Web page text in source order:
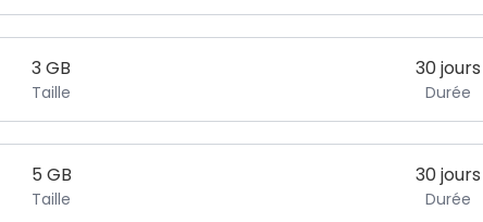
3GB
Taille
30 jours
Durée
5 GB
Taille
30 jours
Durée